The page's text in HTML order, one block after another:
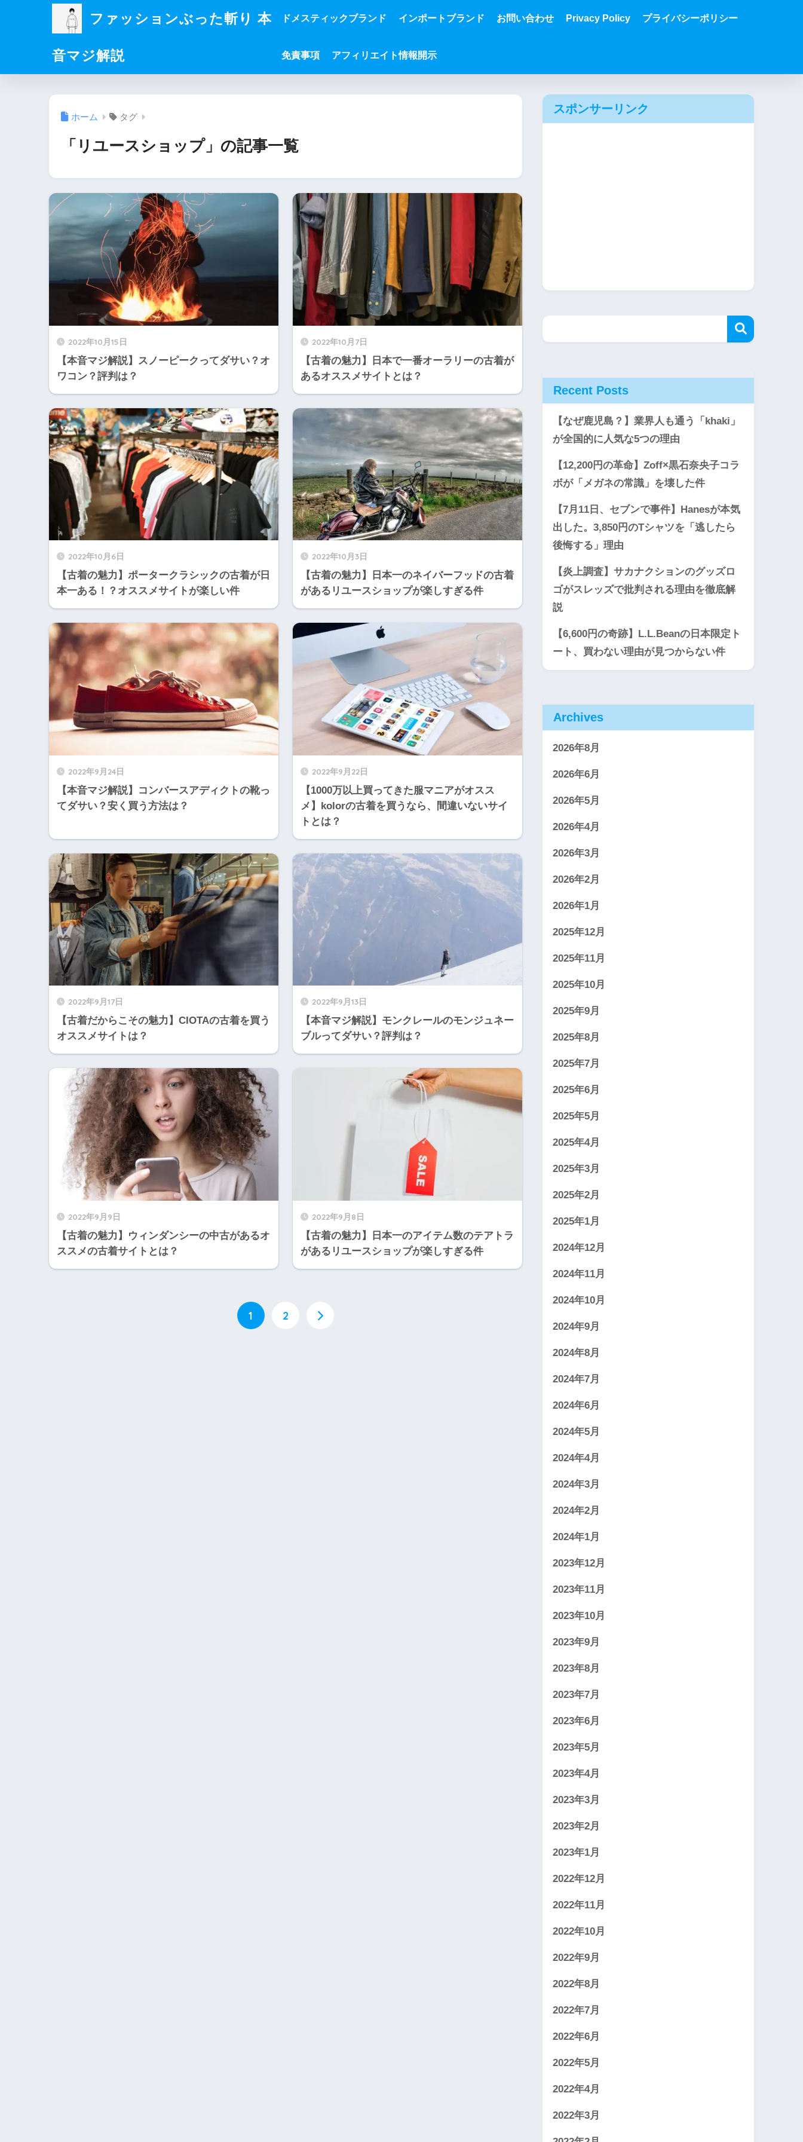
ファッションぶった斬り 本
音マジ解説
ドメスティックブランド インポートブランド お問い合わせ Privacy Policy プライバシーポリシー
免責事項 アフィリエイト情報開示
ホーム タグ
「リユースショップ」の記事一覧
2022年10月15日
【本音マジ解説】スノーピークってダサい？オ
ワコン？評判は？
2022年10月7日
【古着の魅力】日本で一番オーラリーの古着が
あるオススメサイトとは？
2022年10月6日
【古着の魅力】ポータークラシックの古着が日
本一ある！？オススメサイトが楽しい件
2022年10月3日
【古着の魅力】日本一のネイバーフッドの古着
があるリユースショップが楽しすぎる件
2022年9月24日
【本音マジ解説】コンバースアディクトの靴っ
てダサい？安く買う方法は？
2022年9月22日
【1000万以上買ってきた服マニアがオスス
メ】kolorの古着を買うなら、間違いないサイ
トとは？
2022年9月17日
【古着だからこその魅力】CIOTAの古着を買う
オススメサイトは？
2022年9月13日
【本音マジ解説】モンクレールのモンジュネー
ブルってダサい？評判は？
2022年9月9日
【古着の魅力】ウィンダンシーの中古があるオ
ススメの古着サイトとは？
2022年9月8日
【古着の魅力】日本一のアイテム数のテアトラ
があるリユースショップが楽しすぎる件
1 2
スポンサーリンク
Recent Posts
【なぜ鹿児島？】業界人も通う「khaki」
が全国的に人気な5つの理由
【12,200円の革命】Zoff×黒石奈央子コラ
ボが「メガネの常識」を壊した件
【7月11日、セブンで事件】Hanesが本気
出した。3,850円のTシャツを「逃したら
後悔する」理由
【炎上調査】サカナクションのグッズロ
ゴがスレッズで批判される理由を徹底解
説
【6,600円の奇跡】L.L.Beanの日本限定ト
ート、買わない理由が見つからない件
Archives
2026年8月
2026年6月
2026年5月
2026年4月
2026年3月
2026年2月
2026年1月
2025年12月
2025年11月
2025年10月
2025年9月
2025年8月
2025年7月
2025年6月
2025年5月
2025年4月
2025年3月
2025年2月
2025年1月
2024年12月
2024年11月
2024年10月
2024年9月
2024年8月
2024年7月
2024年6月
2024年5月
2024年4月
2024年3月
2024年2月
2024年1月
2023年12月
2023年11月
2023年10月
2023年9月
2023年8月
2023年7月
2023年6月
2023年5月
2023年4月
2023年3月
2023年2月
2023年1月
2022年12月
2022年11月
2022年10月
2022年9月
2022年8月
2022年7月
2022年6月
2022年5月
2022年4月
2022年3月